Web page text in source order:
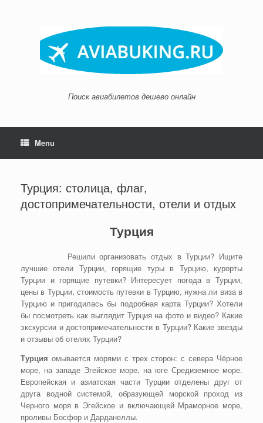
Поиск авиабилетов дешево онлайн
Menu
Турция: столица, флаг,
достопримечательности, отели и отдых
Турция
Решили организовать отдых в Турции? Ищите
лучшие отели Турции, горящие туры в Турцию, курорты
Турции и горящие путевки? Интересует погода в Турции,
цены в Турции, стоимость путевки в Турцию, нужна ли виза в
Турцию и пригодилась бы подробная карта Турции? Хотели
бы посмотреть как выглядит Турция на фото и видео? Какие
экскурсии и достопримечательности в Турции? Какие звезды
и отзывы об отелях Турции?
Турция омывается морями с трех сторон: с севера Чёрное
море, на западе Эгейское море, на юге Средиземное море.
Европейская и азиатская части Турции отделены друг от
друга водной системой, образующей морской проход из
Черного моря в Эгейское и включающей Мраморное море,
проливы Босфор и Дарданеллы.